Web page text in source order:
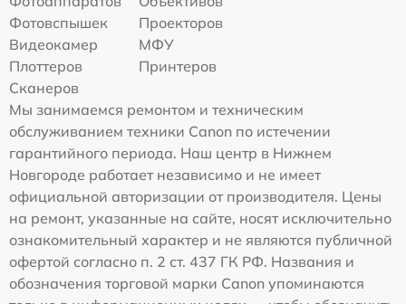
Фотовспышек
Проекторов
Видеокамер
МФУ
Плоттеров
Принтеров
Сканеров
Мы занимаемся ремонтом и техническим
обслуживанием техники Canon по истечении
гарантийного периода. Наш центр в Нижнем
Новгороде работает независимо и не имеет
официальной авторизации от производителя. Цены
на ремонт, указанные на сайте, носят исключительно
ознакомительный характер и не являются публичной
офертой согласно п. 2 ст. 437 ГК РФ. Названия и
обозначения торговой марки Canon упоминаются